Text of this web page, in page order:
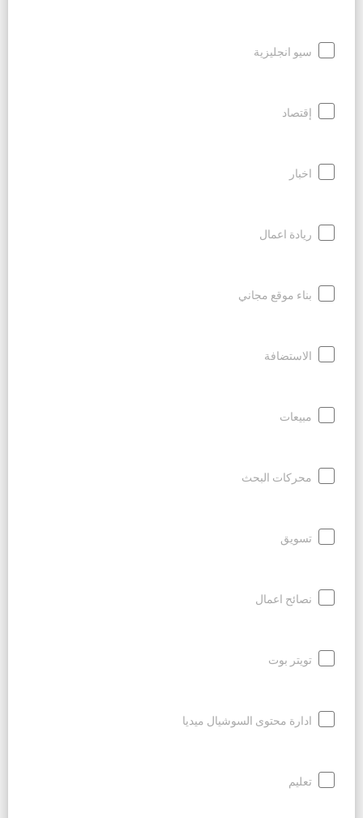
سيو انجليزية
إقتصاد
اخبار
ريادة اعمال
بناء موقع مجاني
الاستضافة
مبيعات
محركات البحث
تسويق
نصائح اعمال
تويتر بوت
ادارة محتوى السوشيال ميديا
تعليم